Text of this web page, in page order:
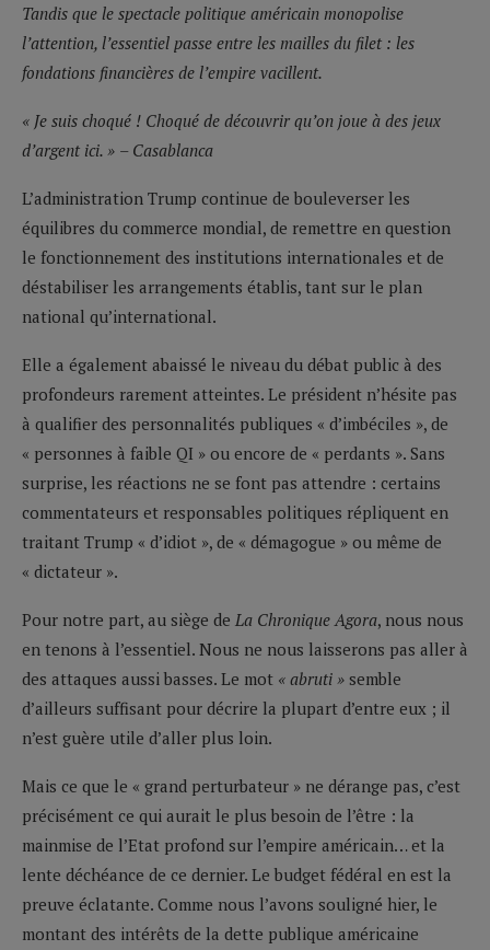
Tandis que le spectacle politique américain monopolise
l’attention, l’essentiel passe entre les mailles du filet : les
fondations financières de l’empire vacillent.
« Je suis choqué ! Choqué de découvrir qu’on joue à des jeux
d’argent ici. » – Casablanca
L’administration Trump continue de bouleverser les
équilibres du commerce mondial, de remettre en question
le fonctionnement des institutions internationales et de
déstabiliser les arrangements établis, tant sur le plan
national qu’international.
Elle a également abaissé le niveau du débat public à des
profondeurs rarement atteintes. Le président n’hésite pas
à qualifier des personnalités publiques « d’imbéciles », de
« personnes à faible QI » ou encore de « perdants ». Sans
surprise, les réactions ne se font pas attendre : certains
commentateurs et responsables politiques répliquent en
traitant Trump « d’idiot », de « démagogue » ou même de
« dictateur ».
Pour notre part, au siège de La Chronique Agora, nous nous
en tenons à l’essentiel. Nous ne nous laisserons pas aller à
des attaques aussi basses. Le mot « abruti » semble
d’ailleurs suffisant pour décrire la plupart d’entre eux ; il
n’est guère utile d’aller plus loin.
Mais ce que le « grand perturbateur » ne dérange pas, c’est
précisément ce qui aurait le plus besoin de l’être : la
mainmise de l’Etat profond sur l’empire américain… et la
lente déchéance de ce dernier. Le budget fédéral en est la
preuve éclatante. Comme nous l’avons souligné hier, le
montant des intérêts de la dette publique américaine